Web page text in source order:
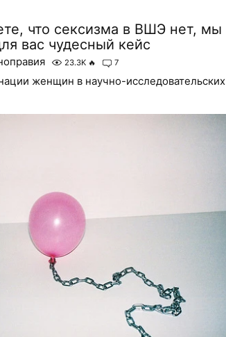
что сексизма в ВШЭ нет, мы
вас чудесный кейс
23.3K 🔥 7
женщин в научно-исследовательских